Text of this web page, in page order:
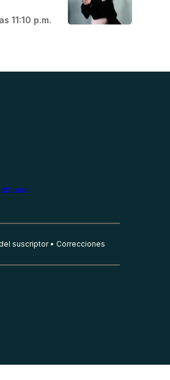
11:10 p.m.
suscriptor Correcciones